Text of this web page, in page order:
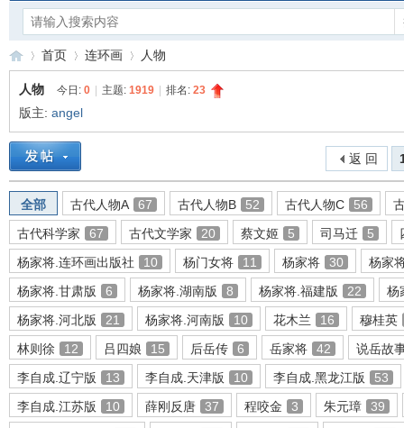
连
环
»
首页
›
连环画
›
人物
人物 今日: 0 主题: 1919 排名: 23
版主: angel
返 回
全部 古代人物A 67 古代人物B 52 古代人物C 56
古代科学家
67 古代文学家 20 蔡文姬 5 司马迁 5
杨家将.连环画出版社
10 杨门女将 11 杨家将 30
杨家
杨家将.甘肃版
6 杨家将.湖南版 8 杨家将.福建版 22
杨
杨家将.河北版
21 杨家将.河南版 10 花木兰 16
穆桂英
林则徐
12 吕四娘 15 后岳传 6 岳家将 42
说岳故
李自成.辽宁版
13 李自成.天津版 10 李自成.黑龙江版
53
李自成.江苏版
10 薛刚反唐 37 程咬金 3 朱元璋
39